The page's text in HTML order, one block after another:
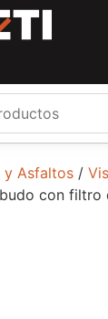
y Asfaltos /
con filtro